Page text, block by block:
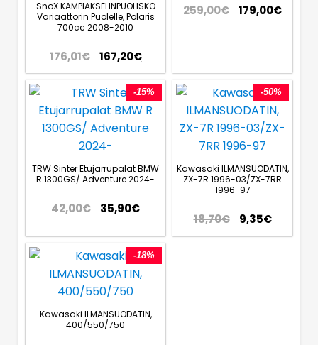
SnoX KAMPIAKSELINPUOLISKO
Variaattorin Puolelle, Polaris
700cc 2008-2010
176,01€ 167,20€
259,00€ 179,00€
-15%
TRW Sinter Etujarrupalat BMW
R 1300GS/ Adventure 2024-
42,00€ 35,90€
-50%
Kawasaki ILMANSUODATIN,
ZX-7R 1996-03/ZX-7RR
1996-97
18,70€ 9,35€
-18%
Kawasaki ILMANSUODATIN,
400/550/750